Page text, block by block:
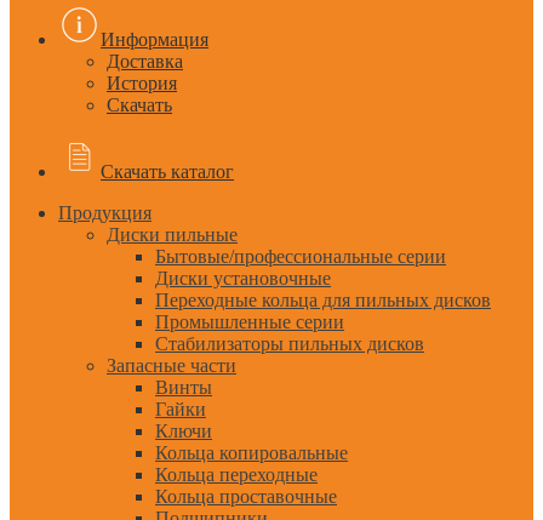
Информация
Доставка
История
Скачать
Скачать каталог
Продукция
Диски пильные
Бытовые/профессиональные серии
Диски установочные
Переходные кольца для пильных дисков
Промышленные серии
Стабилизаторы пильных дисков
Запасные части
Винты
Гайки
Ключи
Кольца копировальные
Кольца переходные
Кольца проставочные